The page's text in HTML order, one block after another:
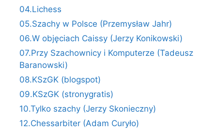
04.Lichess
05.Szachy w Polsce (Przemysław Jahr)
06.W objęciach Caissy (Jerzy Konikowski)
07.Przy Szachownicy i Komputerze (Tadeusz
Baranowski)
08.KSzGK (blogspot)
09.KSzGK (stronygratis)
10.Tylko szachy (Jerzy Skonieczny)
12.Chessarbiter (Adam Curyło)